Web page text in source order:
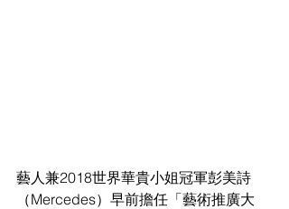
藝人兼2018世界華貴小姐冠軍彭美詩
（Mercedes）早前擔任「藝術推廣大